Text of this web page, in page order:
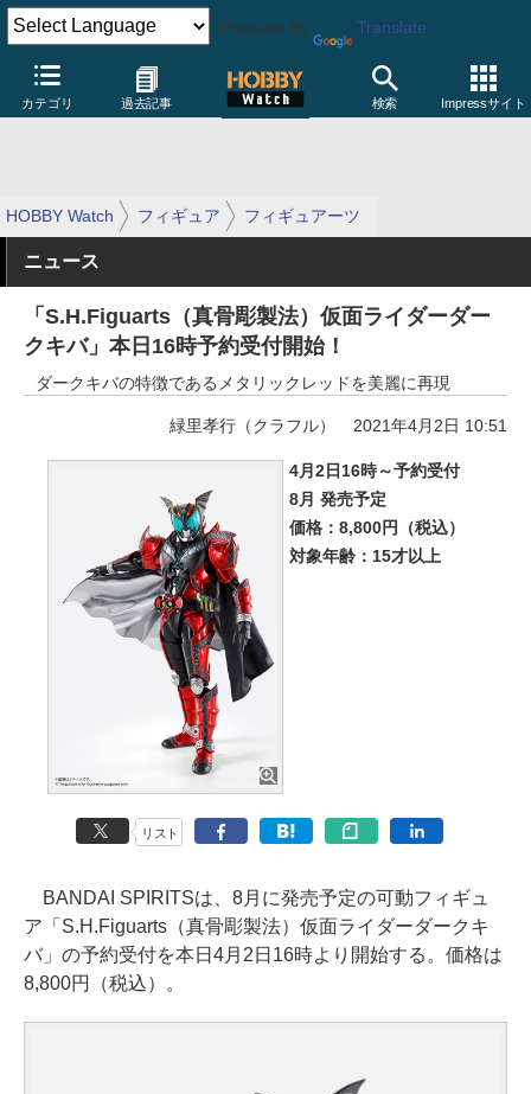
Powered by Translate
カテゴリ 過去記事 検索 Impressサイト
HOBBY Watch フィギュア フィギュアーツ
ニュース
「S.H.Figuarts（真骨彫製法）仮面ライダーダー
クキバ」本日16時予約受付開始！
ダークキバの特徴であるメタリックレッドを美麗に再現
緑里孝行（クラフル） 2021年4月2日 10:51
4月2日16時～予約受付
8月 発売予定
価格：8,800円（税込）
対象年齢：15才以上
リスト
BANDAI SPIRITSは、8月に発売予定の可動フィギュ
ア「S.H.Figuarts（真骨彫製法）仮面ライダーダークキ
バ」の予約受付を本日4月2日16時より開始する。価格は
8,800円（税込）。